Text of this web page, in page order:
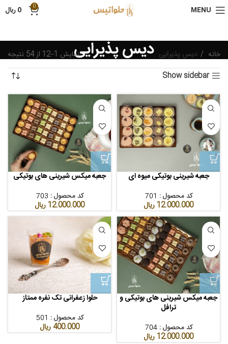
MENU
0
0ریال
دیس پذیرایی خانه دیس پذیرایی
نمایش 1–12 از 54 نتیجه
Show sidebar
جعبه شیرینی بوتیکی میوه ای
کد محصول : 701
12.000.000ریال
جعبه میکس شیرینی های بوتیکی
کد محصول : 703
12.000.000ریال
جعبه میکس شیرینی های بوتیکی و
ترافل
کد محصول :704
12.000.000ریال
حلوا زعفرانی تک نفره ممتاز
کد محصول : 501
400.000ریال